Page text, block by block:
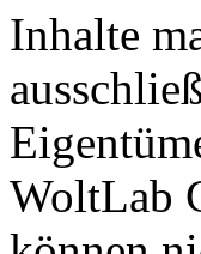
Inhalte
WoltLab